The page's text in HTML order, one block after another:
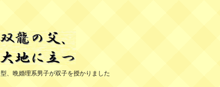
、晩婚理系男子が双子を授かりました